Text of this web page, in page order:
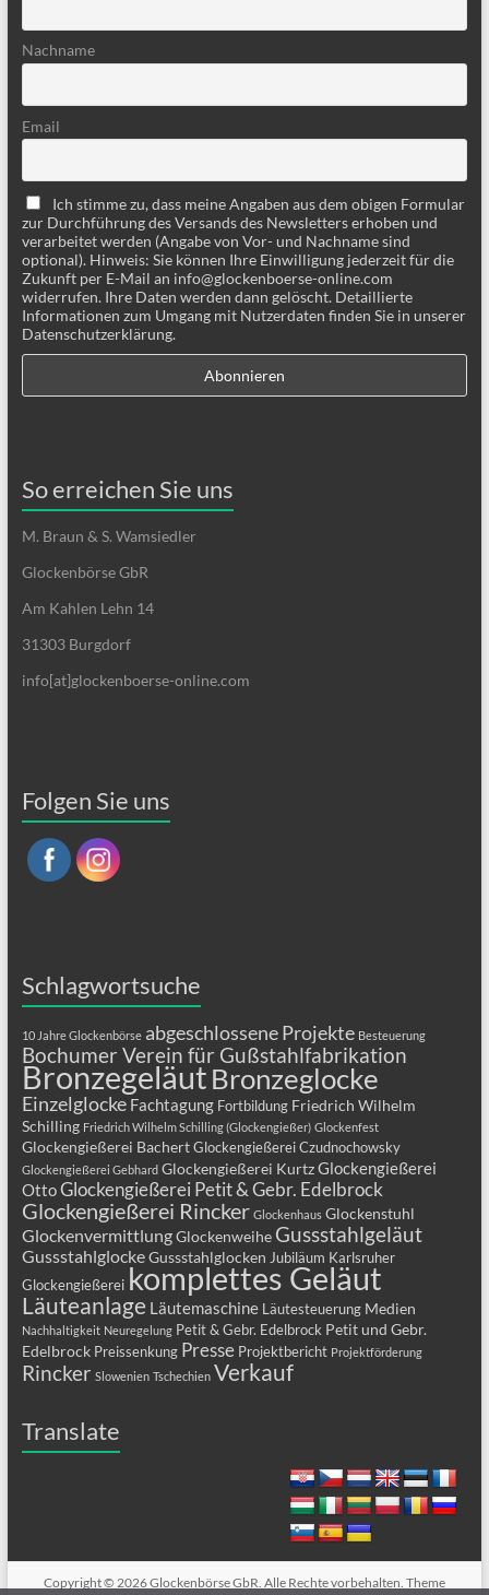
Nachname
Email
Ich stimme zu, dass meine Angaben aus dem obigen Formular
zur Durchführung des Versands des Newsletters erhoben und
verarbeitet werden (Angabe von Vor- und Nachname sind
optional). Hinweis: Sie können Ihre Einwilligung jederzeit für die
Zukunft per E-Mail an info@glockenboerse-online.com
widerrufen. Ihre Daten werden dann gelöscht. Detaillierte
Informationen zum Umgang mit Nutzerdaten finden Sie in unserer
Datenschutzerklärung.
So erreichen Sie uns
M. Braun & S. Wamsiedler
Glockenbörse GbR
Am Kahlen Lehn 14
31303 Burgdorf
info[at]glockenboerse-online.com
Folgen Sie uns
Schlagwortsuche
10 Jahre Glockenbörse abgeschlossene Projekte Besteuerung
Bochumer Verein für Gußstahlfabrikation
Bronzegeläut Bronzeglocke
Einzelglocke Fachtagung Fortbildung Friedrich Wilhelm
Schilling Friedrich Wilhelm Schilling (Glockengießer) Glockenfest
Glockengießerei Bachert Glockengießerei Czudnochowsky
Glockengießerei Gebhard Glockengießerei KurtzGlockengießerei
OttoGlockengießerei Petit & Gebr. Edelbrock
Glockengießerei Rincker Glockenhaus Glockenstuhl
GlockenvermittlungGlockenweihe Gussstahlgeläut
GussstahlglockeGussstahlglocken Jubiläum Karlsruher
Glockengießerei komplettes Geläut
Läuteanlage Läutemaschine Läutesteuerung Medien
Nachhaltigkeit Neuregelung Petit & Gebr. Edelbrock Petit und Gebr.
Edelbrock Preissenkung Presse Projektbericht Projektförderung
Rincker Slowenien Tschechien Verkauf
Translate
Copyright © 2026Glockenbörse GbR . Alle Rechte vorbehalten. Theme